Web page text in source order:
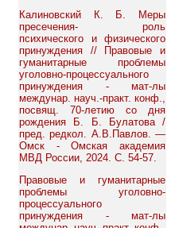
Калиновский К. Б. Меры
пресечения- роль
психического и физического
принуждения // Правовые и
гуманитарные проблемы
уголовно-процессуального
принуждения - мат-лы
междунар. науч.-практ. конф.,
посвящ. 70-летию со дня
рождения Б. Б. Булатова /
пред. редкол. А.В.Павлов. —
Омск - Омская академия
МВД России, 2024. С. 54-57.
Правовые и гуманитарные
проблемы уголовно-
процессуального
принуждения - мат-лы